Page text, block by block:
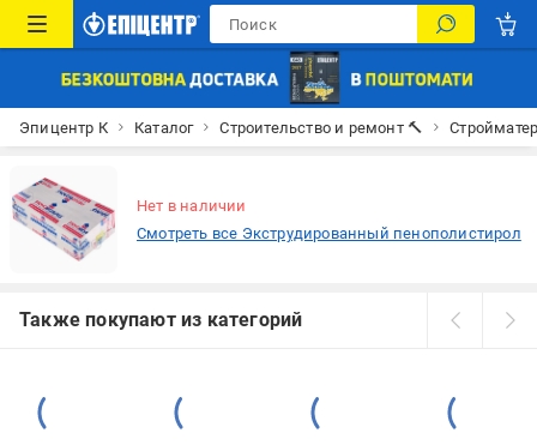
Эпицентр К Каталог Строительство и ремонт 🔨
Нет в наличии
Смотреть все Экструдированный пенополистирол
Также покупают из категорий